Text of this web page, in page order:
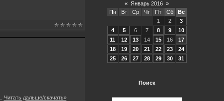
Читать дальше/скачать»
« Январь 2016 »
Пн
Вт Ср Чт Пт Сб
Вс
1
2
3
4
5 6 7 8 9
10
11
12 13 14 15 16
17
18
19 20 21 22 23
24
25
26 27 28 29 30 31
Поиск